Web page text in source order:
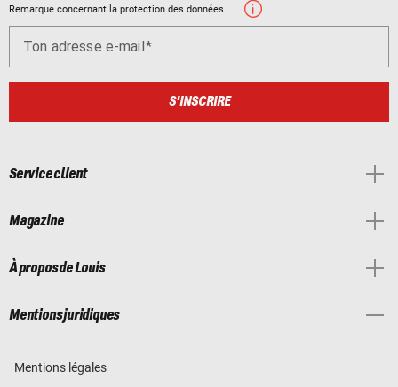
Remarque concernant la protection des données
Ton adresse e-mail
S'INSCRIRE
Service client
Magazine
À propos de Louis
Mentions juridiques
Mentions légales